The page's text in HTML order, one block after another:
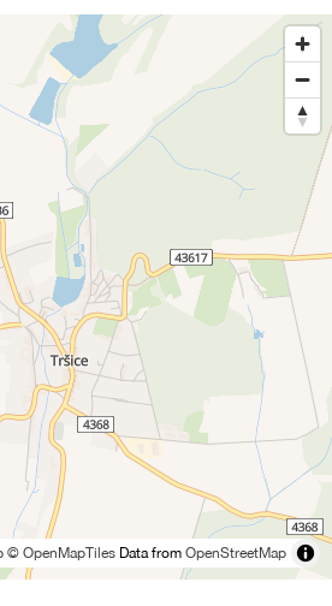
© OpenMapTiles Data from OpenStreetMap